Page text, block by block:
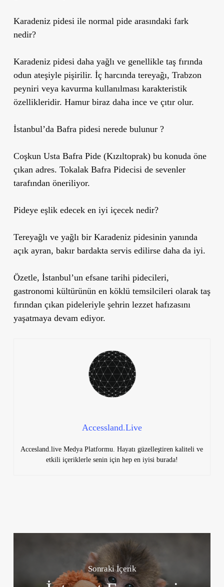
Karadeniz pidesi ile normal pide arasındaki fark
nedir?
Karadeniz pidesi daha yağlı ve genellikle taş fırında
odun ateşiyle pişirilir. İç harcında tereyağı, Trabzon
peyniri veya kavurma kullanılması karakteristik
özellikleridir. Hamur biraz daha ince ve çıtır olur.
İstanbul’da Bafra pidesi nerede bulunur ?
Coşkun Usta Bafra Pide (Kızıltoprak) bu konuda öne
çıkan adres. Tokalak Bafra Pidecisi de sevenler
tarafından öneriliyor.
Pideye eşlik edecek en iyi içecek nedir?
Tereyağlı ve yağlı bir Karadeniz pidesinin yanında
açık ayran, bakır bardakta servis edilirse daha da iyi.
Özetle, İstanbul’un efsane tarihi pidecileri,
gastronomi kültürünün en köklü temsilcileri olarak taş
fırından çıkan pideleriyle şehrin lezzet hafızasını
yaşatmaya devam ediyor.
Accessland.Live
Accesland.live Medya Platformu. Hayatı güzelleştiren kaliteli ve
etkili içeriklerle senin için hep en iyisi burada!
Sonraki İçerik